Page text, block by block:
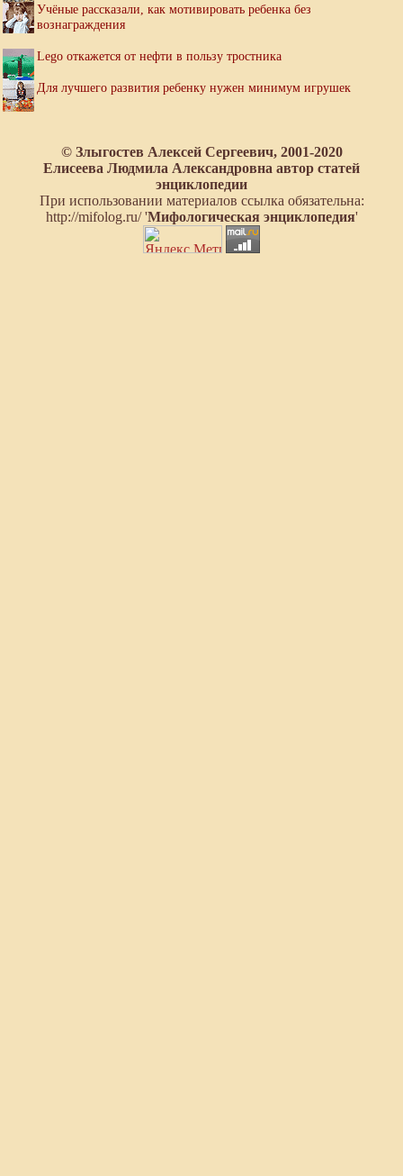
Учёные рассказали, как мотивировать ребенка без
вознаграждения
Lego откажется от нефти в пользу тростника
Для лучшего развития ребенку нужен минимум игрушек
© Злыгостев Алексей Сергеевич, 2001-2020
Елисеева Людмила Александровна автор статей
энциклопедии
При использовании материалов ссылка обязательна:
http://mifolog.ru/ 'Мифологическая энциклопедия'